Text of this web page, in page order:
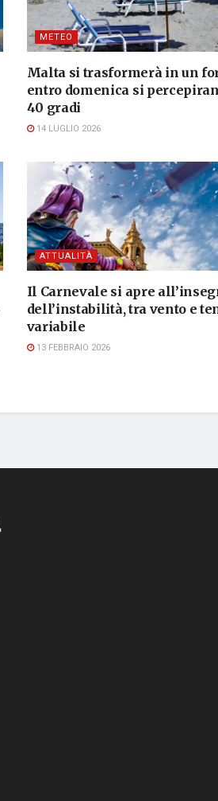
METEO
Malta si trasformerà in un
entro domenica si
40 gradi
14 LUGLIO 2026
ATTUALITÀ
Il Carnevale si apre
dell’instabilità, tra vento e
variabile
13 FEBBRAIO 2026